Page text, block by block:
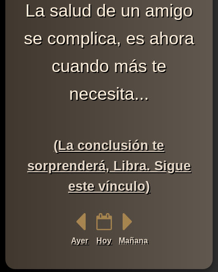
La salud de un amigo
se complica, es ahora
cuando más te
necesita...
(La conclusión te
sorprenderá, Libra. Sigue
este vínculo)
Ayer Hoy Mañana